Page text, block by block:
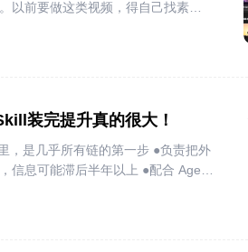
以前要做这类视频，得自己找素
件就能自动匹配画面、配音和字
装完提升真的很大！
滞后半年以上 ●配合 Agent